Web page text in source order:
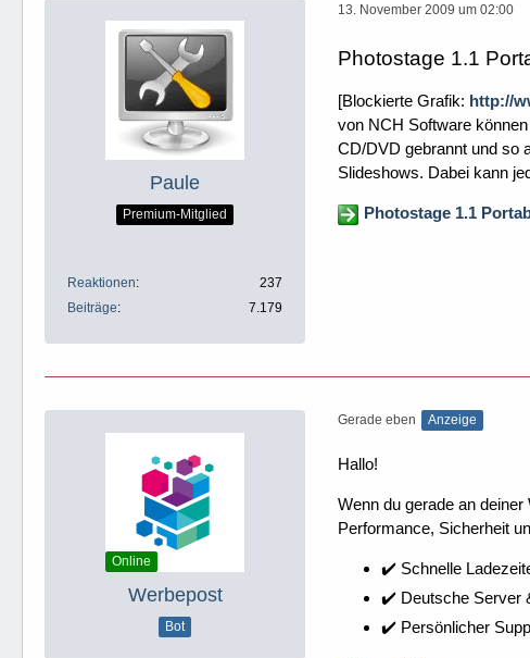
Paule
Premium-Mitglied
Reaktionen
237
Beiträge
7.179
13. November 2009 um 02:00
Photostage 1.1
[Blockierte Grafik: http://
von NCH Software
CD/DVD gebrannt und so
Slideshows. Dabei kann
Photostage 1.1
Online
Werbepost
Bot
Gerade eben Anzeige
Hallo!
Wenn du gerade an
Performance, Sicherheit
✔️ Schnelle
✔️ Deutsche Server
✔️ Persönlicher